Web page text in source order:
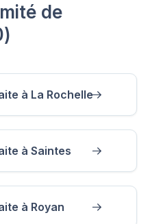
de
à La Rochelle
à Saintes
à Royan